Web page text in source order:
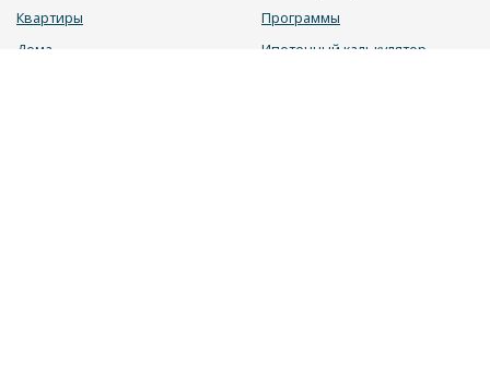
Квартиры
Дома
Программы
Ипотечный калькулятор